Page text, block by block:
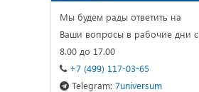
Мы будем рады ответить на
Ваши вопросы в рабочие дни с
8.00 до 17.00
+7 (499) 117-03-65
Telegram: 7universum